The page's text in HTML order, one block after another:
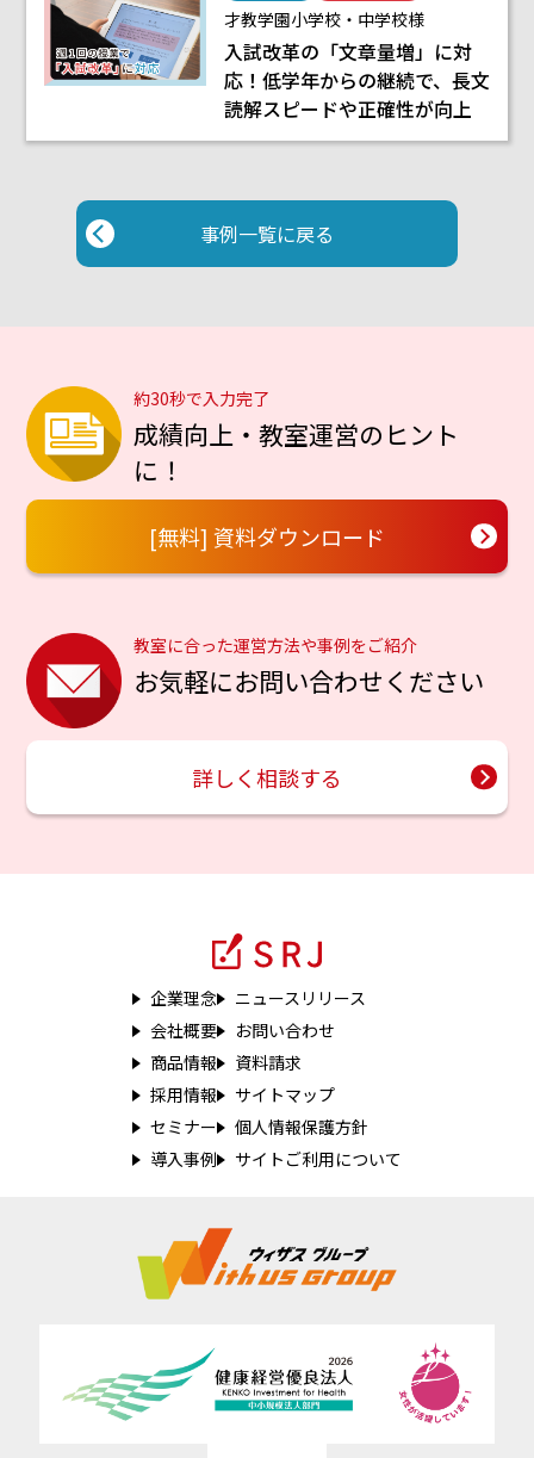
才教学園小学校・中学校様
入試改革の「文章量増」に対
応！低学年からの継続で、長文
読解スピードや正確性が向上
事例一覧に戻る
約30秒で入力完了
成績向上・教室運営のヒント
に！
[無料] 資料ダウンロード
教室に合った運営方法や事例をご紹介
お気軽にお問い合わせください
詳しく相談する
企業理念
会社概要
商品情報
採用情報
セミナー
導入事例
ニュースリリース
お問い合わせ
資料請求
サイトマップ
個人情報保護方針
サイトご利用について